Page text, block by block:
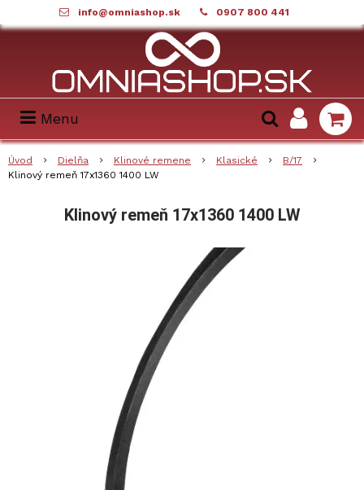
info@omniashop.sk 0907 800 441
Menu
Úvod Dielňa Klinové remene Klasické
B/17
Klinový remeň 17x1360 1400 LW
Klinový remeň 17x1360 1400 LW